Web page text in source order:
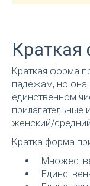
Краткая форма
падежам, но она
единственном
женский/
Кратка форма